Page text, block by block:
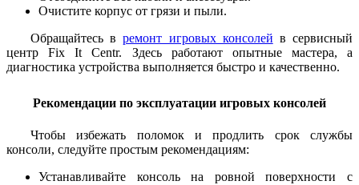
Очистите корпус от грязи и пыли.
Обращайтесь времонт игровых консолей в сервисный
центр Fix It Centr. Здесь работают опытные мастера, а
диагностика устройства выполняется быстро и качественно.
Рекомендации по эксплуатации игровых консолей
Чтобы избежать поломок и продлить срок службы
консоли, следуйте простым рекомендациям:
Устанавливайте консоль на ровной поверхности с